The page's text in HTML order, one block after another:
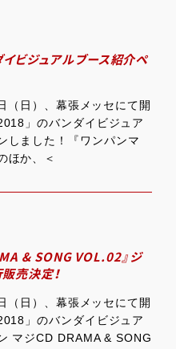
ビジュアルブース紹介ペ
日）、幕張メッセにて開
」のバンダイビジュア
しました！『ワンパンマ
ほか、＜
& SONG VOL.02』ジ
売決定！
日）、幕張メッセにて開
」のバンダイビジュア
マジCD DRAMA & SONG